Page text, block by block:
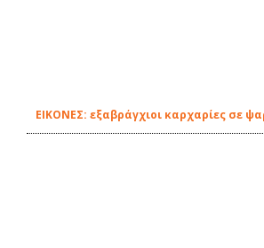
ΕΙΚΟΝΕΣ: εξαβράγχιοι καρχαρίες σε